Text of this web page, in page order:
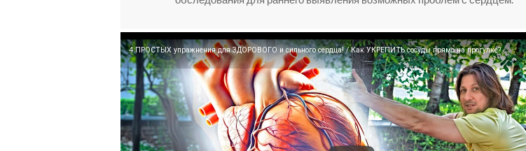
4 ПРОСТЫХ упражнения для ЗДОРОВОГО и сильного сердца! / Как УКРЕПИТЬ сосуды прямо на прогулке?